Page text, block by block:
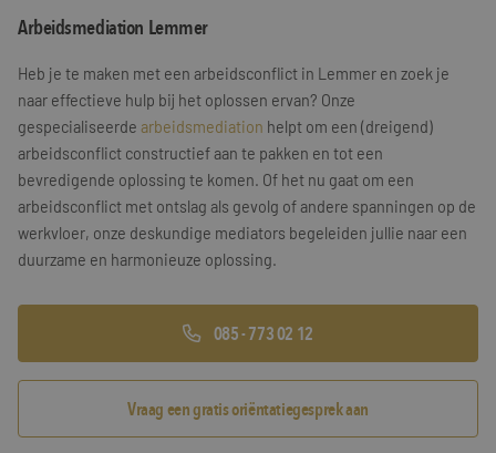
Training & Leiderschap
Referenties
Blogs
Documenten
Gratis folder
Contact
Arbeidsmediation Lemmer
Heb je te maken met een arbeidsconflict in Lemmer en zoek je
naar effectieve hulp bij het oplossen ervan? Onze
gespecialiseerde arbeidsmediation helpt om een (dreigend)
arbeidsconflict constructief aan te pakken en tot een
bevredigende oplossing te komen. Of het nu gaat om een
arbeidsconflict met ontslag als gevolg of andere spanningen op de
werkvloer, onze deskundige mediators begeleiden jullie naar een
duurzame en harmonieuze oplossing.
085 - 773 02 12
Vraag een gratis oriëntatiegesprek aan